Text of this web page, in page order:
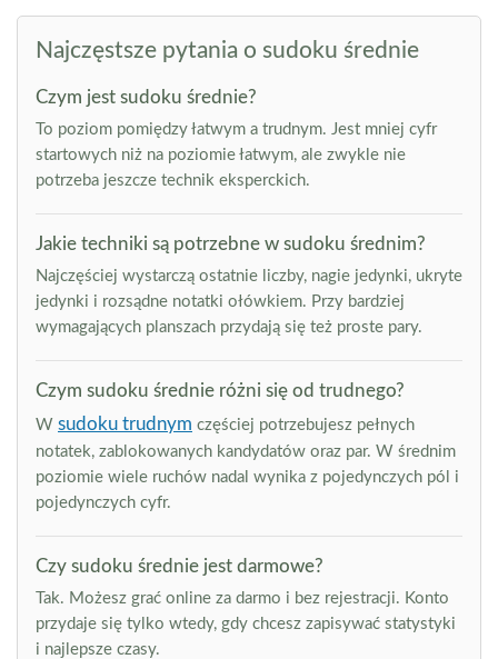
Najczęstsze pytania o sudoku średnie
Czym jest sudoku średnie?
To poziom pomiędzy łatwym a trudnym. Jest mniej cyfr
startowych niż na poziomie łatwym, ale zwykle nie
potrzeba jeszcze technik eksperckich.
Jakie techniki są potrzebne w sudoku średnim?
Najczęściej wystarczą ostatnie liczby, nagie jedynki, ukryte
jedynki i rozsądne notatki ołówkiem. Przy bardziej
wymagających planszach przydają się też proste pary.
Czym sudoku średnie różni się od trudnego?
W sudoku trudnym częściej potrzebujesz pełnych
notatek, zablokowanych kandydatów oraz par. W średnim
poziomie wiele ruchów nadal wynika z pojedynczych pól i
pojedynczych cyfr.
Czy sudoku średnie jest darmowe?
Tak. Możesz grać online za darmo i bez rejestracji. Konto
przydaje się tylko wtedy, gdy chcesz zapisywać statystyki
i najlepsze czasy.